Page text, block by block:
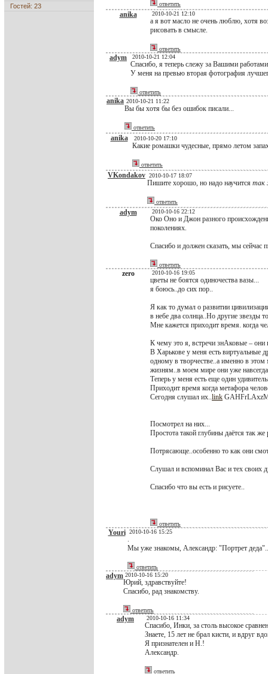
Гостей: 23 ответить
anika 2010-10-21 12:10
а я вот масло не очень люблю, хотя
рисовать в смысле.
ответить
adym 2010-10-21 12:04
Спасибо, я теперь слежу за Вашими
У меня на превью вторая фотография
ответить
anika 2010-10-21 11:22
Вы бы хотя бы без ошибок писали...
ответить
anika 2010-10-20 17:10
Какие ромашки чудесные, прямо летом
ответить
VKondakov 2010-10-17 18:07
Пишите хорошо, но надо научится так
ответить
adym 2010-10-16 22:12
Око Оно и Джон разного
поколениях.
Спасибо и должен сказать, мы сейчас
ответить
zero 2010-10-16 19:05
цветы не боятся одиночества вазы...
я боюсь..до сих пор..
Я как то думал о развитии
в небе два солнца..Но другие звезды
Мне кажется приходит время. когда
К чему это я, встречи знАковые – они
В Харькове у меня есть виртуальные
одному в творчестве..а именно в этом
жизням..в моем мире они уже
Теперь у меня есть еще один
Приходит время когда метафора
Сегодня слушал их..link
Посмотрел на них...
Простота такой глубины даётся так
Потрясающе..особенно то как они
Слушал и вспоминал Вас и тех своих
Спасибо что вы есть и рисуете..
ответить
Youri 2010-10-16 15:25
.
Мы уже знакомы, Александр: "Портрет
ответить
adym 2010-10-16 15:20
Юрий, здравствуйте!
Спасибо, рад знакомству.
ответить
adym 2010-10-16 11:34
Спасибо, Инки, за столь высокое
Знаете, 15 лет не брал кисти, и вдруг
Я признателен и Н.!
Александр.
ответить